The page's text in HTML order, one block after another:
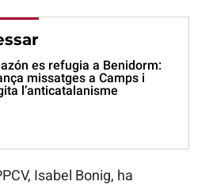
es refugia a Benidorm:
missatges a Camps i
l’anticatalanisme
Isabel Bonig, ha